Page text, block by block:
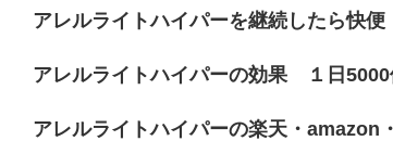
アレルライトハイパーを継続したら快
アレルライトハイパーの効果 １日5000
アレルライトハイパーの楽天・amazon